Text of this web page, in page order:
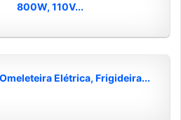
800W, 110V...
Elétrica, Frigideira...